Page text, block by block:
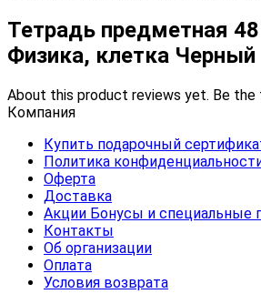
Тетрадь предметная
Физика, клетка
About this product reviews yet. Be the
Компания
Купить подарочный
Политика
Оферта
Доставка
Акции Бонусы и специальные
Контакты
Об организации
Оплата
Условия возврата